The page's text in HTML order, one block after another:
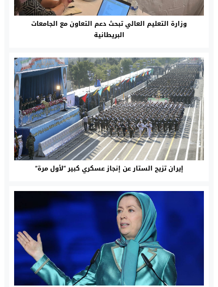
وزارة التعليم العالي تبحث دعم التعاون مع الجامعات
البريطانية
إيران تزيح الستار عن إنجاز عسكري كبير “لأول مرة”